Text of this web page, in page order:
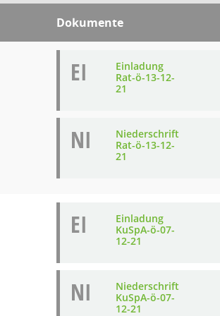
Dokumente
EI
Einladung
Rat-ö-13-12-
21
NI
Niederschrift
Rat-ö-13-12-
21
EI
Einladung
KuSpA-ö-07-
12-21
NI
Niederschrift
KuSpA-ö-07-
12-21